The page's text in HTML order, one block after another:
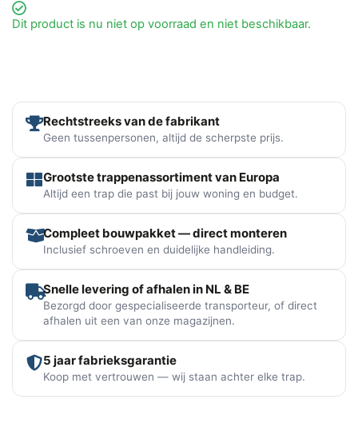
Dit product is nu niet op voorraad en niet beschikbaar.
Rechtstreeks van de fabrikant
Geen tussenpersonen, altijd de scherpste prijs.
Grootste trappenassortiment van Europa
Altijd een trap die past bij jouw woning en budget.
Compleet bouwpakket — direct monteren
Inclusief schroeven en duidelijke handleiding.
Snelle levering of afhalen in NL & BE
Bezorgd door gespecialiseerde transporteur, of direct
afhalen uit een van onze magazijnen.
5 jaar fabrieksgarantie
Koop met vertrouwen — wij staan achter elke trap.